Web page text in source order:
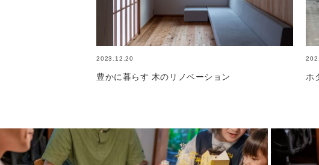
2023.12.20
豊かに暮らす 木のリノベーション ホ